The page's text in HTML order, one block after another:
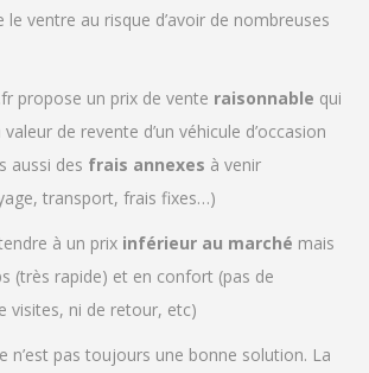
le ventre au risque d’avoir de nombreuses
propose un prix de vente raisonnable qui
de revente d’un véhicule d’occasion
aussi des frais annexes à venir
transport, frais fixes…)
à un prix inférieur au marché mais
(très rapide) et en confort (pas de
visites, ni de retour, etc)
n’est pas toujours une bonne solution. La